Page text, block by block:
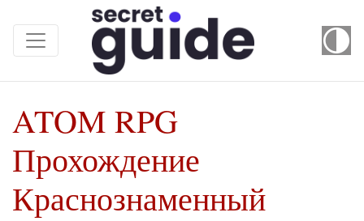
ATOM RPG
Прохождение
Краснознаменный